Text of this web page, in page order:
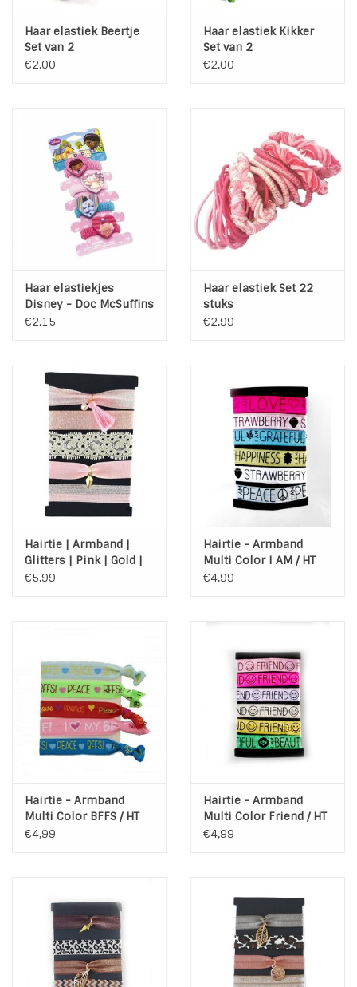
Blog
Haar elastiek Beertje
Set van 2
€2,00
Haar elastiek Kikker
Set van 2
€2,00
Haar elastiekjes
Disney - Doc McSuffins
€2,15
Haar elastiek Set 22
stuks
€2,99
Hairtie | Armband |
Glitters | Pink | Gold |
HT 028
€5,99
Hairtie - Armband
Multi Color I AM / HT
025
€4,99
Hairtie - Armband
Multi Color BFFS / HT
024
€4,99
Hairtie - Armband
Multi Color Friend / HT
023
€4,99